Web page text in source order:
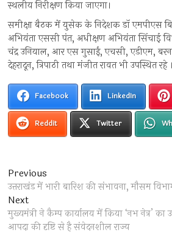
स्थलीय निरीक्षण किया जाएगा।
समीक्षा बैठक में युसेक के निदेशक डॉ एमपीएस
अभियंता एससी पंत, अधीक्षण अभियंता सिंचाई
चंद्र उनियाल, आर एस गुसाईं, एचसी, एडीएम,
देहरादून, त्रिपाठी तथा मंजीत रावत भी उपस्थित रहे ।
Facebook LinkedIn
Reddit Twitter
Post
navigation
Previous
post:
उत्तराखंड में भारी बारिश की संभावना, मौसम
NextNext
post:
मुख्यमंत्री ने कैम्प कार्यालय में किया ‘नभ नेत्र’ का
आपदा की दृष्टि से है संवेदनशील राज्य